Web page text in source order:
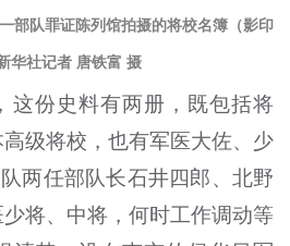
部队罪证陈列馆拍摄的将校名簿（影印
华社记者 唐铁富 摄
这份史料有两册，既包括将
级将校，也有军医大佐、少
两任部队长石井四郎、北野
将、中将，何时工作调动等